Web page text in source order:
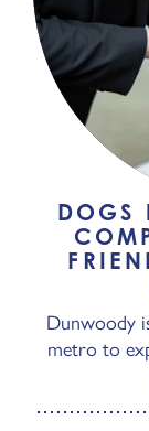
DOGS
Dunwoody
metro to